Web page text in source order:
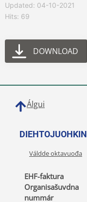
Updated: 04-10-2021
Hits: 69
DOWNLOAD
Álgui
DIEHTOJUOHKIN
Váldde oktavuođa
EHF-faktura
Organisašuvdna
nummár